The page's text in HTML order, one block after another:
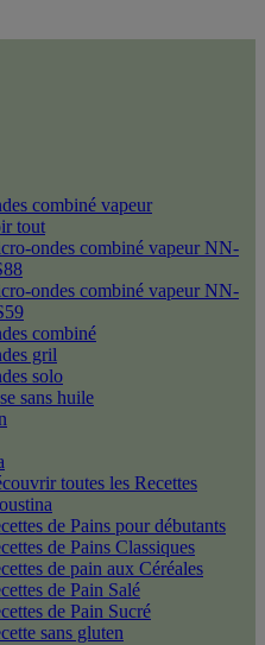
combiné vapeur
tout
ondes combiné vapeur NN-
ondes combiné vapeur NN-
combiné
gril
solo
sans huile
toutes les Recettes
de Pains pour débutants
de Pains Classiques
de pain aux Céréales
de Pain Salé
de Pain Sucré
sans gluten